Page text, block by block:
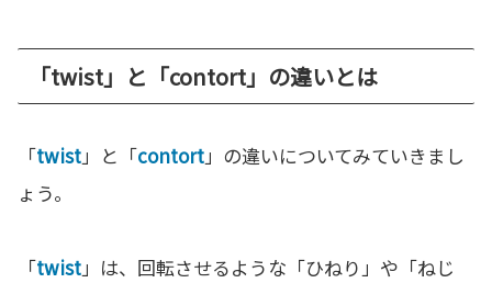
「twist」と「contort」の違いとは
「twist」と「contort」の違いについてみていきまし
ょう。
「twist」は、回転させるような「ひねり」や「ねじ